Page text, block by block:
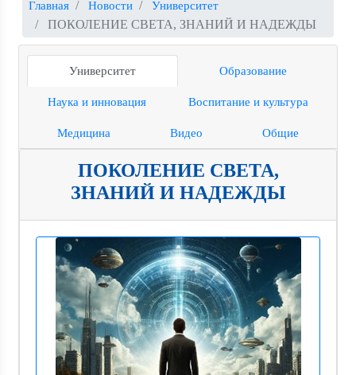
Главная Новости Университет
ПОКОЛЕНИЕ СВЕТА, ЗНАНИЙ И НАДЕЖДЫ
Университет Образование
Наука и инновация Воспитание и культура
Медицина Видео Общие
ПОКОЛЕНИЕ СВЕТА,
ЗНАНИЙ И НАДЕЖДЫ